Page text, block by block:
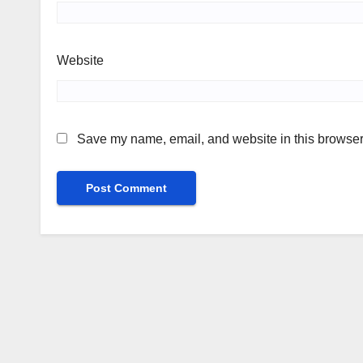
Website
Save my name, email, and website in this